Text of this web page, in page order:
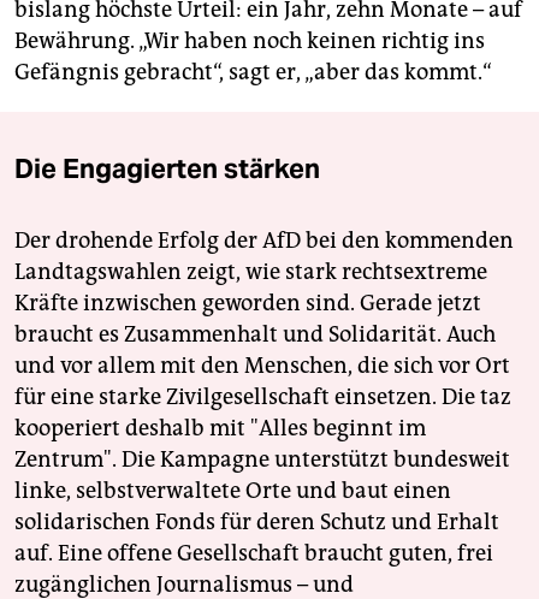
bislang höchste Urteil: ein Jahr, zehn Monate – auf
Bewährung. „Wir haben noch keinen richtig ins
Gefängnis gebracht“, sagt er, „aber das kommt.“
Die Engagierten stärken
Der drohende Erfolg der AfD bei den kommenden
Landtagswahlen zeigt, wie stark rechtsextreme
Kräfte inzwischen geworden sind. Gerade jetzt
braucht es Zusammenhalt und Solidarität. Auch
und vor allem mit den Menschen, die sich vor Ort
für eine starke Zivilgesellschaft einsetzen. Die taz
kooperiert deshalb mit "Alles beginnt im
Zentrum". Die Kampagne unterstützt bundesweit
linke, selbstverwaltete Orte und baut einen
solidarischen Fonds für deren Schutz und Erhalt
auf. Eine offene Gesellschaft braucht guten, frei
zugänglichen Journalismus – und